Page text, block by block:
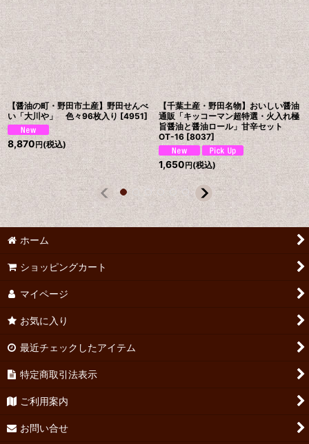
【醤油の町・野田市土産】野田せんべ
い「大川や」 色々96枚入り [4951]
8,870円(税込)
【千葉土産・野田名物】おいしい醤油
通販「キッコーマン超特選・火入れ極
旨醤油と醤油ロール」甘辛セット
OT-16 [8037]
1,650 円 (税込)
ホーム
ショッピングカート
マイページ
お気に入り
最近チェックしたアイテム
特定商取引法表示
ご利用案内
お問い合せ